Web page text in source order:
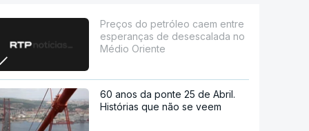
de desescalada no
Preços do petróleo caem entre
esperanças de desescalada no
Médio Oriente
60 anos da ponte 25 de Abril.
Histórias que não se veem